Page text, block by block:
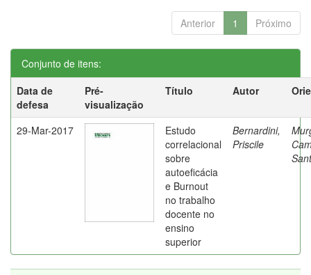
Anterior 1 Próximo
Conjunto de itens:
Data de
defesa
Pré-
visualização
Título Autor
29-Mar-2017
Estudo
correlacional
sobre
autoeficácia
e Burnout
no trabalho
docente no
ensino
superior
Bernardini,
Priscile